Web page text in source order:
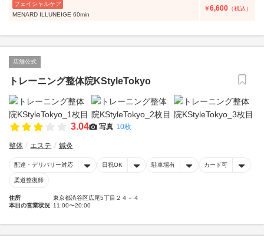
フェイシャルケア
MENARD ILLUNEIGE 60min
￥6,600 （税込）
店舗公式
トレーニング整体院KStyleTokyo
3.04 写真 10枚
整体 エステ 鍼灸
配達・デリバリー対応 日祝OK 駐車場有 カード可
柔道整復師
住所
東京都渋谷区広尾5丁目２４－４
本日の営業状況 11:00〜20:00